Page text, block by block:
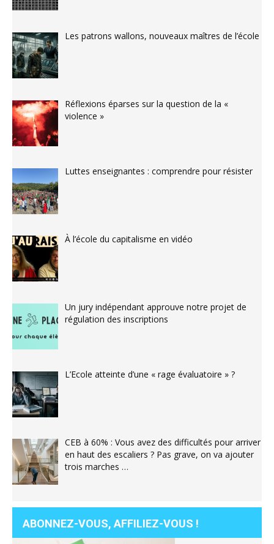
Les patrons wallons, nouveaux maîtres de l’école
Réflexions éparses sur la question de la «
violence »
Luttes enseignantes : comprendre pour résister
À l’école du capitalisme en vidéo
Un jury indépendant approuve notre projet de
régulation des inscriptions
L’Ecole atteinte d’une « rage évaluatoire » ?
CEB à 60% : Vous avez des difficultés pour arriver
en haut des escaliers ? Pas grave, on va ajouter
trois marches …
ABONNEZ-VOUS, AFFILIEZ-VOUS !